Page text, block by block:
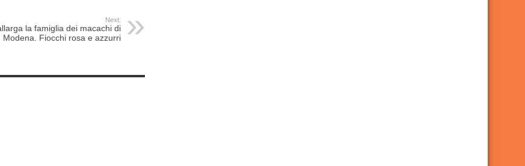
Next:
la famiglia dei macachi di
Modena. Fiocchi rosa e azzurri